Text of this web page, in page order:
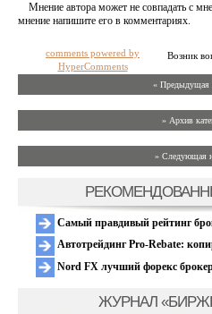
Мнение автора может не совпадать с
мнение напишите его в комментариях.
Возник
comments powered by
HyperComments
« Предыдущая
» Архив
» Следующая
Самый правдивый рейтинг
Автотрейдинг Pro-Rebate:
Nord FX лучший форекс брокер
ЖУРНАЛ